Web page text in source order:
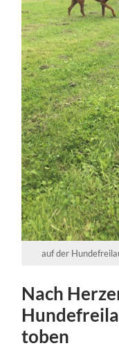
auf der
Nach
toben